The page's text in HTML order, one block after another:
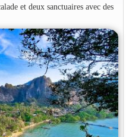
et deux sanctuaires avec des